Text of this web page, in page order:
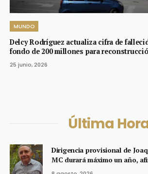
MUNDO
Delcy Rodríguez actualiza cifra de
fondo de 200 millones para
25 junio, 2026
Última
Dirigencia provisional de
MC durará máximo un año,